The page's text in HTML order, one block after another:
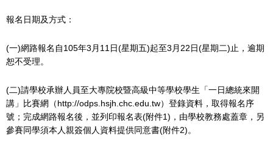
報名日期及方式：
(一)網路報名自105年3月11日(星期五)起至3月22日(星期二)止，逾期
恕不受理。
(二)請學校承辦人員至大專院校暨高級中等學校學生「一日總統來開
講」比賽網 （http://odps.hsjh.chc.edu.tw）登錄資料，取得報名序
號；完成網路報名後，並列印報名表(附件1)，由學校教務處蓋章，另
參賽同學須本人親簽個人資料提供同意書(附件2)。